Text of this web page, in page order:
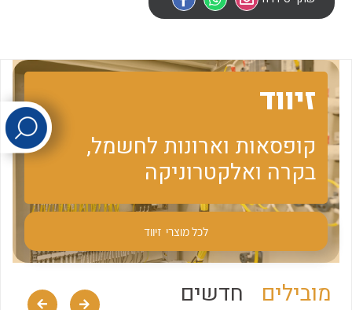
זיווד
קופסאות וארונות לחשמל,
בקרה ואלקטרוניקה
לכל מוצרי זיווד
מובילים חדשים